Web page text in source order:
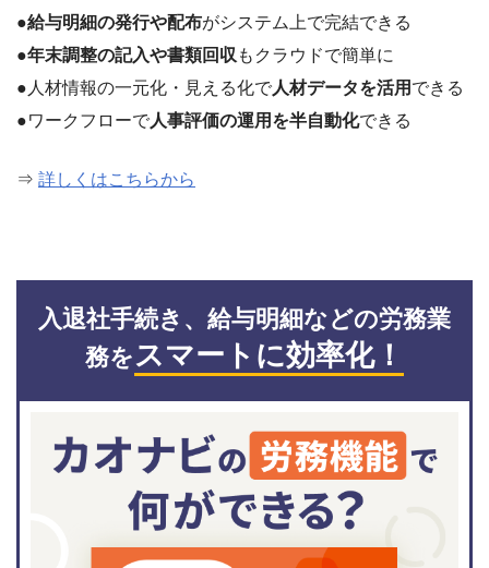
●給与明細の発行や配布がシステム上で完結できる
●年末調整の記入や書類回収 もクラウドで簡単に
●人材情報の一元化・見える化で人材データを活用 できる
●ワークフローで人事評価の運用を半自動化できる
⇒ 詳しくはこちらから
入退社手続き、給与明細などの労務業
務をスマートに効率化！